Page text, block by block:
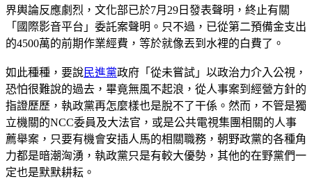
界輿論反應劇烈，文化部已於7月29日發表聲明，終止有關
「國際影音平台」委託案聲明。只不過，已從第二預備金支出
的4500萬的前期作業經費，等於就像丟到水裡的白費了。
如此種種，要說民進黨政府「從未嘗試」以政治力介入公視，
恐怕很難說的過去，畢竟無風不起浪，從人事案到經營方針的
指證歷歷，執政黨再怎麼樣也是脫不了干係。然而，不管是獨
立機關的NCC委員及大法官，或是公共電視集團相關的人事
薦舉案，只要有機會安插人馬的相關職務，朝野政黨的各種角
力都是暗潮洶湧，執政黨只是有較大優勢，其他的在野黨們一
定也是默默耕耘。